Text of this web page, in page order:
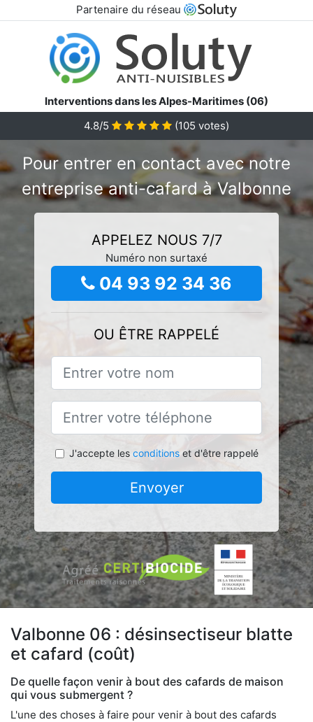
Partenaire du réseau
Interventions dans les Alpes-Maritimes (06)
4.8/5
(105 votes)
Pour entrer en contact avec notre
entreprise anti-cafard à Valbonne
APPELEZ NOUS 7/7
Numéro non surtaxé
04 93 92 34 36
OU ÊTRE RAPPELÉ
J'accepte les conditionset d'être rappelé
Envoyer
Valbonne 06 : désinsectiseur blatte
et cafard (coût)
De quelle façon venir à bout des cafards de maison
qui vous submergent ?
L'une des choses à faire pour venir à bout des cafards